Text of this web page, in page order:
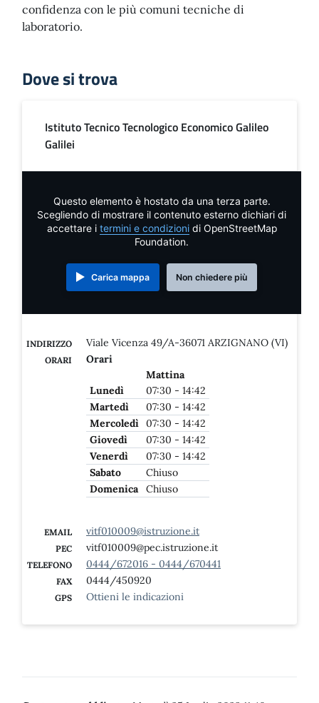
confidenza con le più comuni tecniche di
laboratorio.
Dove si trova
Istituto Tecnico Tecnologico Economico Galileo
Galilei
Questo elemento è hostato da una terza parte.
Scegliendo di mostrare il contenuto esterno dichiari di
accettare i termini e condizionidi OpenStreetMap
Foundation.
Carica mappa Non chiedere più
INDIRIZZO Viale Vicenza 49/A-36071 ARZIGNANO (VI)
ORARI
Orari
Mattina
Lunedì
07:30 - 14:42
Martedì
07:30 - 14:42
Mercoledì 07:30 - 14:42
Giovedì
07:30 - 14:42
Venerdì
07:30 - 14:42
Sabato
Chiuso
Domenica
Chiuso
EMAIL vitf010009@istruzione.it
PEC vitf010009@pec.istruzione.it
TELEFONO 0444/672016 - 0444/670441
FAX 0444/450920
GPS Ottieni le indicazioni